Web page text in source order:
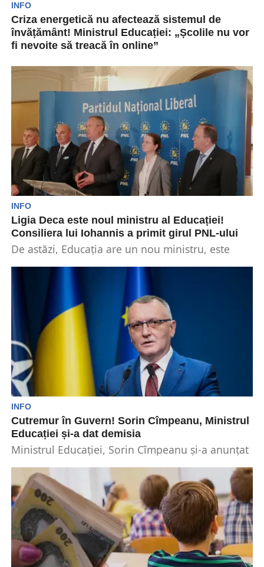
INFO
Criza energetică nu afectează sistemul de
învățământ! Ministrul Educației: „Școlile nu vor
fi nevoite să treacă în online”
sistemul de învățământ online din cauza crizei
energetice...
INFO
Ligia Deca este noul ministru al Educației!
Consiliera lui Iohannis a primit girul PNL-ului
De astăzi, Educația are un nou ministru, este
INFO
Cutremur în Guvern! Sorin Cîmpeanu, Ministrul
Educației și-a dat demisia
Ministrul Educației, Sorin Cîmpeanu și-a anunțat
personală de facebook a...